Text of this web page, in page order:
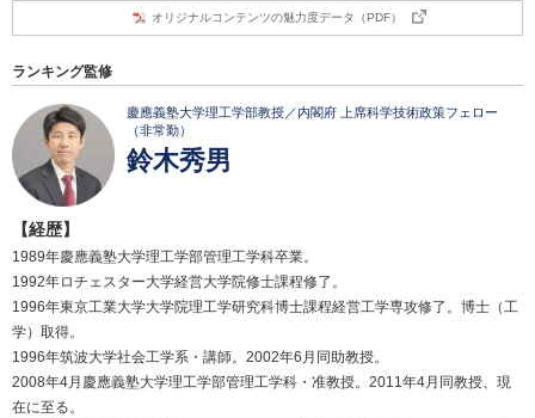
オリジナルコンテンツの魅力度データ（PDF）
ランキング監修
慶應義塾大学理工学部教授／内閣府 上席科学技術政策フェロー
（非常勤）
鈴木秀男
【経歴】
1989年慶應義塾大学理工学部管理工学科卒業。
1992年ロチェスター大学経営大学院修士課程修了。
1996年東京工業大学大学院理工学研究科博士課程経営工学専攻修了。博士（工
学）取得。
1996年筑波大学社会工学系・講師。2002年6月同助教授。
2008年4月慶應義塾大学理工学部管理工学科・准教授。2011年4月同教授、現
在に至る。